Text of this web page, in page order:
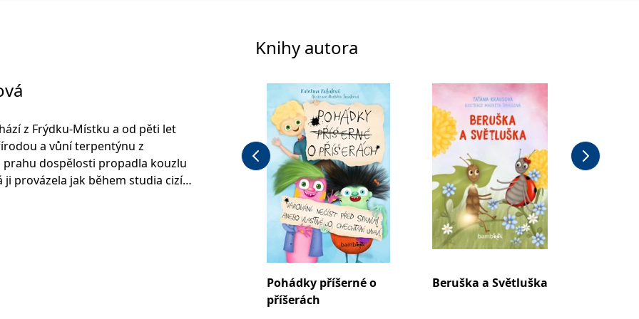
z Frýdku-Místku a od pěti let
a vůní terpentýnu z
dospělosti propadla kouzlu
provázela jak během studia cizích
Knihy autora
Pohádky příšerné o
příšerách
Beruška a Světluška